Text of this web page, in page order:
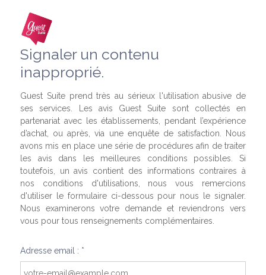
Signaler un contenu
inapproprié.
Guest Suite prend très au sérieux l'utilisation abusive de
ses services. Les avis Guest Suite sont collectés en
partenariat avec les établissements, pendant l’expérience
d’achat, ou après, via une enquête de satisfaction. Nous
avons mis en place une série de procédures afin de traiter
les avis dans les meilleures conditions possibles. Si
toutefois, un avis contient des informations contraires à
nos conditions d'utilisations, nous vous remercions
d'utiliser le formulaire ci-dessous pour nous le signaler.
Nous examinerons votre demande et reviendrons vers
vous pour tous renseignements complémentaires.
Adresse email : *